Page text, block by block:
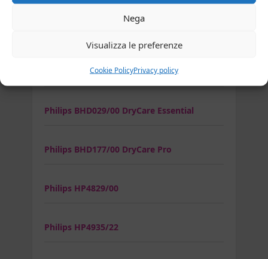
Nega
Visualizza le preferenze
Cookie PolicyPrivacy policy
Philips BHD007/00
Philips BHD029/00 DryCare Essential
Philips BHD177/00 DryCare Pro
Philips HP4829/00
Philips HP4935/22